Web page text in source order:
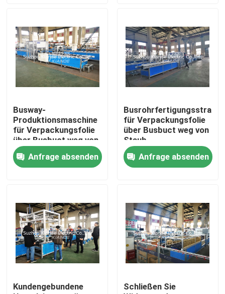
Produkte
Über uns
Qualitätskontrolle
Treten Sie mit uns in Verbindung
Fordern Sie ein Zitat
Hauptleitungsträger-Maschine
Hauptleitungsträger-Werkzeugmaschine
Busway-
Produktionsmaschine
für Verpackungsfolie
über Busbuct weg von
Staub
Anfrage absenden
Busrohrfertigungsstraße
für Verpackungsfolie
über Busbuct weg von
Staub
Anfrage absenden
Kundengebundene
Schließen Sie